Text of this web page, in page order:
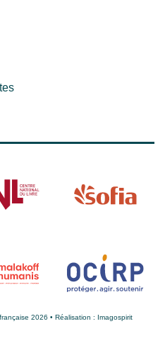
2026 • Réalisation : Imagospirit